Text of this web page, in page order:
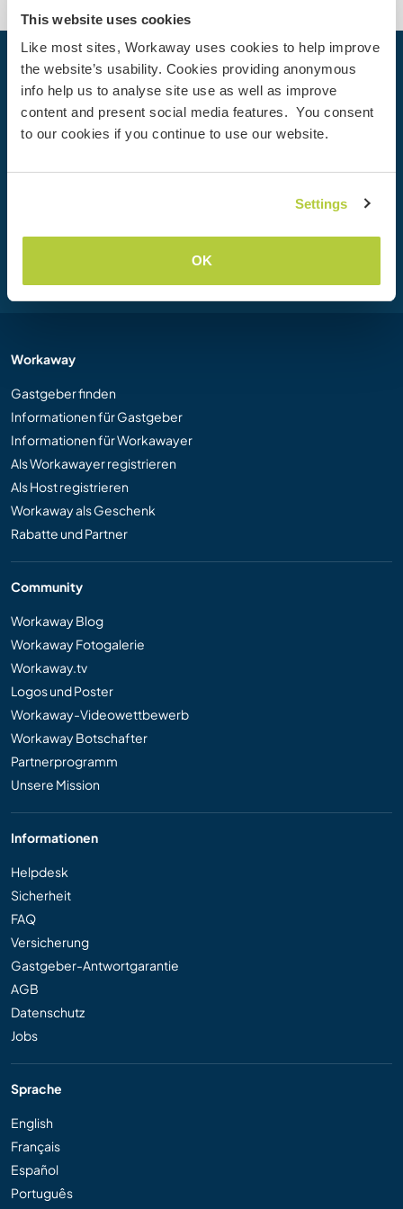
This website uses cookies
Like most sites, Workaway uses cookies to help improve
the website’s usability. Cookies providing anonymous
info help us to analyse site use as well as improve
content and present social media features. You consent
to our cookies if you continue to use our website.
Settings
OK
Dein nächstes Abenteuer beginnt
heute
Werde heute Mitglied der Workaway-Community und
Möglichkeiten weltweit.
Workaway
Gastgeber finden
Informationen für Gastgeber
Informationen für Workawayer
Als Workawayer registrieren
Als Host registrieren
Workaway als Geschenk
Rabatte und Partner
Community
Workaway Blog
Workaway Fotogalerie
Workaway.tv
Logos und Poster
Workaway-Videowettbewerb
Workaway Botschafter
Partnerprogramm
Unsere Mission
Informationen
Helpdesk
Sicherheit
FAQ
Versicherung
Gastgeber-Antwortgarantie
AGB
Datenschutz
Jobs
Sprache
English
Français
Español
Português